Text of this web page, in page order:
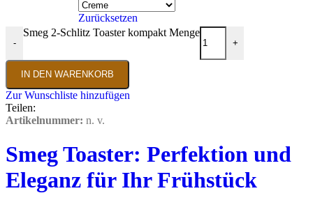
Zurücksetzen
-
Smeg 2-Schlitz Toaster kompakt Menge
+
IN DEN WARENKORB
Zur Wunschliste hinzufügen
Teilen:
Artikelnummer: n. v.
Smeg Toaster: Perfektion und
Eleganz für Ihr Frühstück